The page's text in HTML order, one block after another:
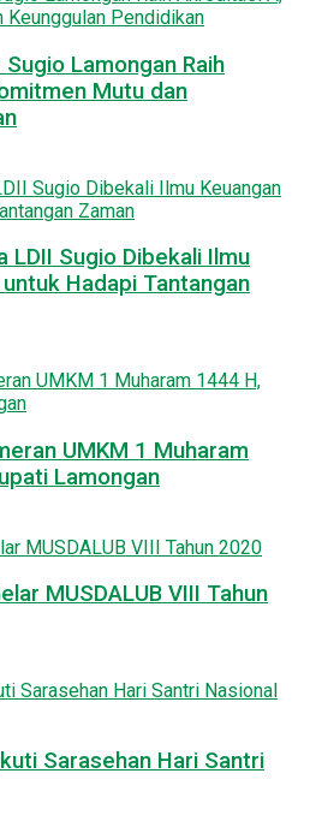
Lamongan Raih
Mutu dan
LDII Sugio Dibekali Ilmu
Hadapi Tantangan
UMKM 1 Muharam
Lamongan
MUSDALUB VIII Tahun
Sarasehan Hari Santri